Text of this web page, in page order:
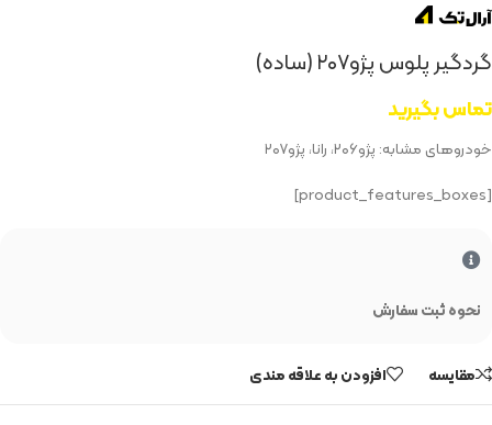
گردگیر پلوس پژو۲۰۷ (ساده)
تماس بگیرید
خودروهای مشابه: پژو۲۰۶، رانا، پژو۲۰۷
[product_features_boxes]
نحوه ثبت سفارش
مقایسه افزودن به علاقه مندی